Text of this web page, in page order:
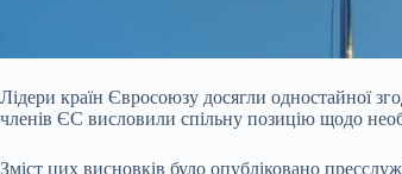
Лідери країн Євросоюзу досягли одностайної
членів ЄС висловили спільну позицію щодо
Зміст цих висновків було опубліковано